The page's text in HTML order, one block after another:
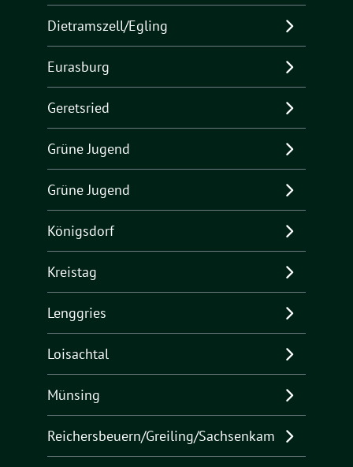
Dietramszell/Egling
Eurasburg
Geretsried
Grüne Jugend
Grüne Jugend
Königsdorf
Kreistag
Lenggries
Loisachtal
Münsing
Reichersbeuern/Greiling/Sachsenkam